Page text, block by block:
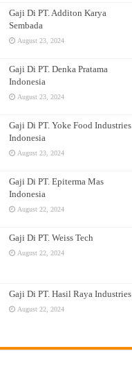
Gaji Di PT. Additon Karya
Sembada
August 23, 2024
Gaji Di PT. Denka Pratama
Indonesia
August 23, 2024
Gaji Di PT. Yoke Food Industries
Indonesia
August 23, 2024
Gaji Di PT. Epiterma Mas
Indonesia
August 22, 2024
Gaji Di PT. Weiss Tech
August 22, 2024
Gaji Di PT. Hasil Raya Industries
August 22, 2024